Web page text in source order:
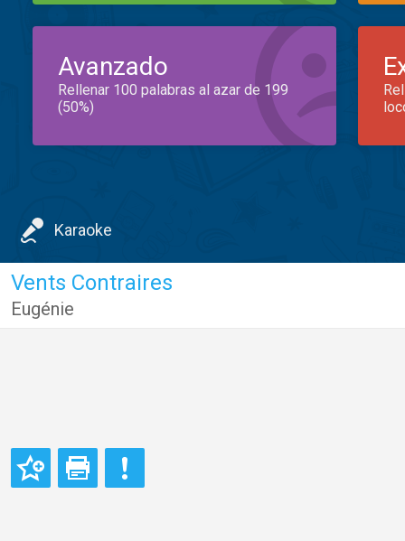
Avanzado
Rellenar 100 palabras al azar de 199
(50%)
Karaoke
Vents Contraires
Eugénie